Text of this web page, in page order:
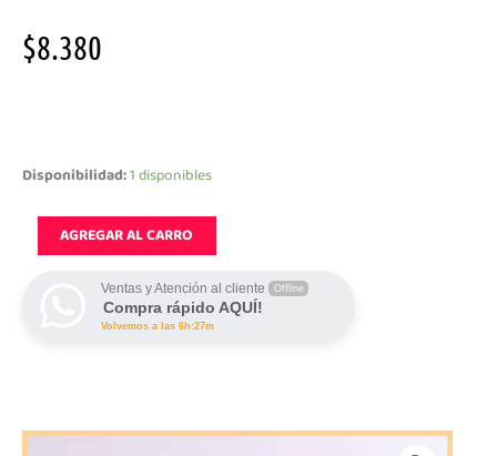
$8.380
Disponibilidad:1 disponibles
AGREGAR AL CARRO
Ventas y Atención al cliente Offline
Compra rápido AQUÍ!
Volvemos a las 6h:27m